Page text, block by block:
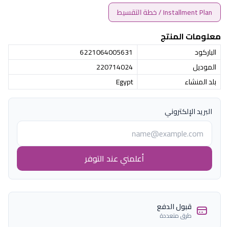
Installment Plan / خطة التقسيط
معلومات المنتج
الباركود
6221064005631
الموديل
220714024
بلد المنشاء
Egypt
البريد الإلكتروني
أعلمني عند التوفر
قبول الدفع
طرق متعددة